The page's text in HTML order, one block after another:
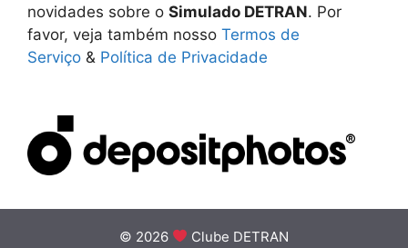
novidades sobre o Simulado DETRAN. Por
favor, veja também nosso Termos de
Serviço & Política de Privacidade
© 2026 Clube DETRAN